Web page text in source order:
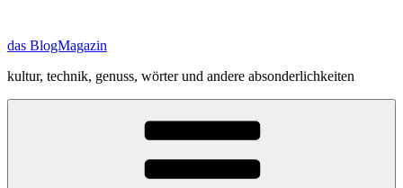
springen
das BlogMagazin
kultur, technik, genuss, wörter und andere absonderlichkeiten